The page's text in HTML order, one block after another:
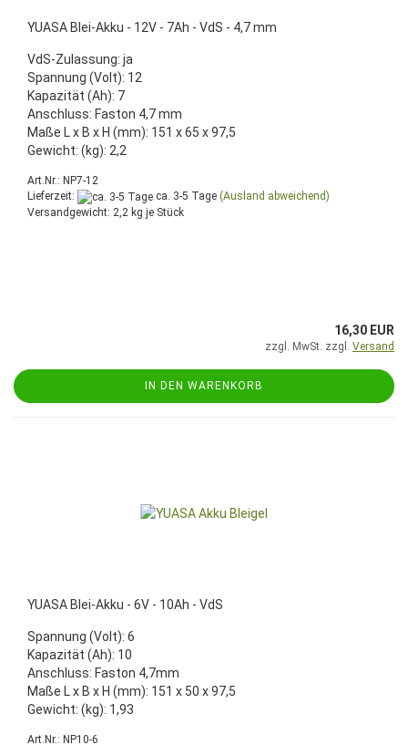
YUASA Blei-Akku - 12V - 7Ah - VdS - 4,7 mm
VdS-Zulassung: ja
Spannung (Volt): 12
Kapazität (Ah): 7
Anschluss: Faston 4,7 mm
Maße L x B x H (mm): 151 x 65 x 97,5
Gewicht: (kg): 2,2
Art.Nr.: NP7-12
Lieferzeit:
ca. 3-5 Tage (Ausland abweichend)
Versandgewicht: 2,2 kg je Stück
16,30 EUR
zzgl. MwSt. zzgl. Versand
IN DEN WARENKORB
YUASA Blei-Akku - 6V - 10Ah - VdS
Spannung (Volt): 6
Kapazität (Ah): 10
Anschluss: Faston 4,7mm
Maße L x B x H (mm): 151 x 50 x 97,5
Gewicht: (kg): 1,93
Art.Nr.: NP10-6